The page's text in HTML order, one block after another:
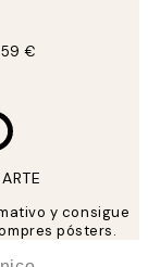
€
y consigue
pósters.